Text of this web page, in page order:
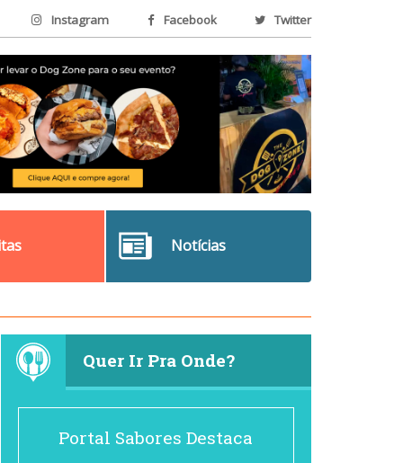
Instagram Facebook Twitter
Notícias
Quer Ir Pra Onde?
Portal Sabores Destaca